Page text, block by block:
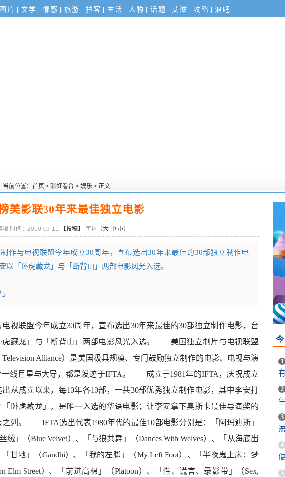
图片 文学 情感 旅游 拍客 生活 人物 话题 艾滋 攻略 浪吧
当前位置： 首页 > 彩虹看台 > 娱乐 > 正文
美影联30年来最佳独立电影
辑 时间：2010-09-11 【投稿】 字体【大 中 小】
与电视联盟今年成立30周年，宣布选出30年来最佳的30部独立制作电
以「卧虎藏龙」与「断背山」两部电影风光入选。
联盟今年成立30周年，宣布选出30年来最佳的30部独立制作电影，台
虎藏龙」与「断背山」两部电影风光入选。 美国独立制片与电视联盟
Television Alliance）是美国极具规模、专门鼓励独立制作的电影、电视与演
一线巨星与大导，都是发迹于IFTA。 成立于1981年的IFTA，庆祝成立
从成立以来，每10年各10部，一共30部优秀独立制作电影，其中李安打
卧虎藏龙」，是唯一入选的华语电影；让李安拿下奥斯卡最佳导演奖的
之列。 IFTA选出代表1980年代的最佳10部电影分别是：「阿玛迪斯」
丝绒」（Blue Velvet）、「与狼共舞」（Dances With Wolves）、「从海底出
「甘地」（Gandhi）、「我的左脚」（My Left Foot）、「半夜鬼上床：梦
Elm Street）、「前进高棉」（Platoon）、「性、谎言、录影带」（Sex,
今
1
2
3
4
5